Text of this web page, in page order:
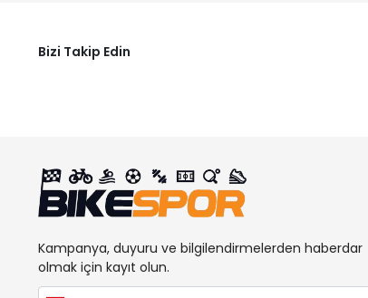
Bizi Takip Edin
Kampanya, duyuru ve bilgilendirmelerden haberdar
olmak için kayıt olun.